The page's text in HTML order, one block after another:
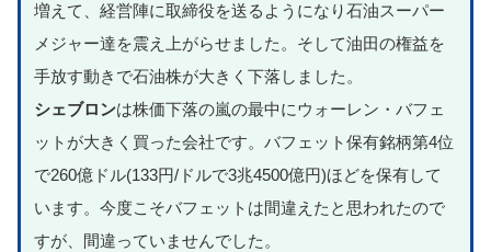
増えて、経営陣に取締役を送るようになり石油スーパー
メジャー達を震え上がらせました。そして油田の権益を
手放す動きで石油株が大きく下落しました。
シェブロンは株価下落の嵐の最中にウォーレン・バフェ
ットが大きく買った会社です。バフェット保有銘柄第4位
で260億ドル(133円/ドルで3兆4500億円)ほどを保有して
います。今度こそバフェットは間違えたと思われたので
すが、間違っていませんでした。